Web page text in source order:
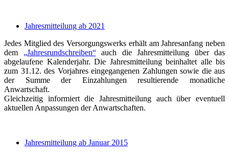
Jahresmitteilung ab 2021
Jedes Mitglied des Versorgungswerks erhält am Jahresanfang neben
dem „Jahresrundschreiben“auch die Jahresmitteilung über das
abgelaufene Kalenderjahr. Die Jahresmitteilung beinhaltet alle bis
zum 31.12. des Vorjahres eingegangenen Zahlungen sowie die aus
der Summe der Einzahlungen resultierende monatliche
Anwartschaft.
Gleichzeitig informiert die Jahresmitteilung auch über eventuell
aktuellen Anpassungen der Anwartschaften.
Jahresmitteilung ab Januar 2015